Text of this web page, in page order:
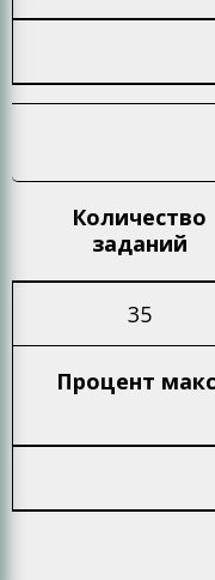
Количество
заданий
35
Процент